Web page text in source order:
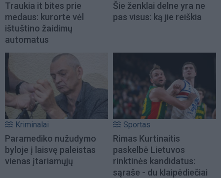
Traukia it bites prie
medaus: kurorte vėl
ištuštino žaidimų
automatus
Šie ženklai delne yra ne
pas visus: ką jie reiškia
Kriminalai
Paramediko nužudymo
byloje į laisvę paleistas
vienas įtariamųjų
Sportas
Rimas Kurtinaitis
paskelbė Lietuvos
rinktinės kandidatus:
sąraše - du klaipėdiečiai